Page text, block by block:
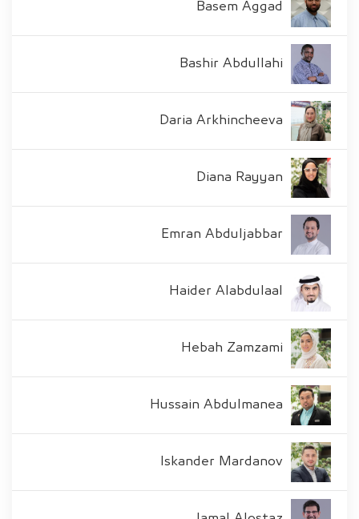
Basem Aggad
Bashir Abdullahi
Daria Arkhincheeva
Diana Rayyan
Emran Abduljabbar
Haider Alabdulaal
Hebah Zamzami
Hussain Abdulmanea
Iskander Mardanov